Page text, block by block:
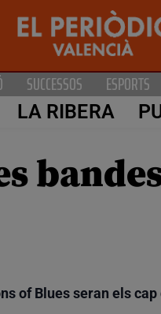
SUCCESSOS ESPORTS
LA RIBERA
of Blues seran els